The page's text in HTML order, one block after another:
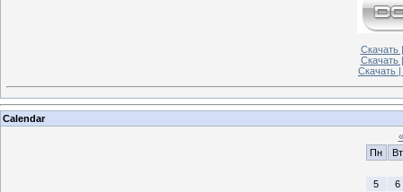
Скачать
Скачать
Скачать
Calendar
«
Пн
Вт
5
6